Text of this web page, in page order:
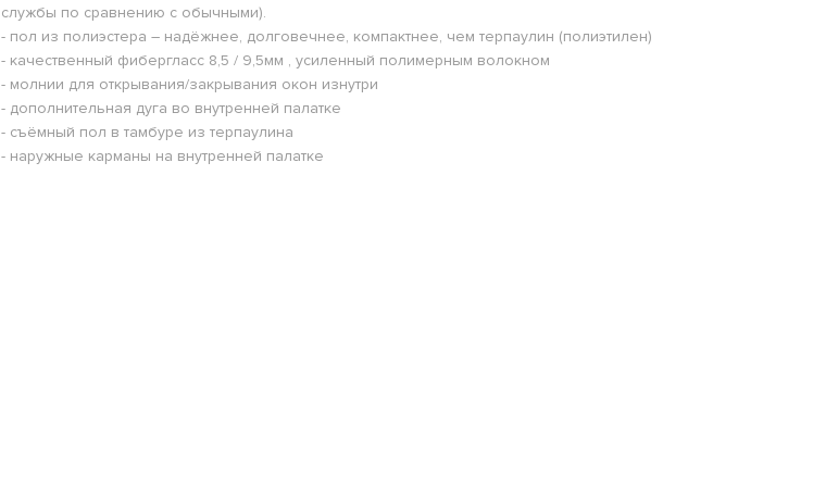
службы по сравнению с обычными).
- пол из полиэстера – надёжнее, долговечнее, компактнее, чем терпаулин (полиэтилен)
- качественный фибергласс 8,5 / 9,5мм , усиленный полимерным волокном
- молнии для открывания/закрывания окон изнутри
- дополнительная дуга во внутренней палатке
- съёмный пол в тамбуре из терпаулина
- наружные карманы на внутренней палатке